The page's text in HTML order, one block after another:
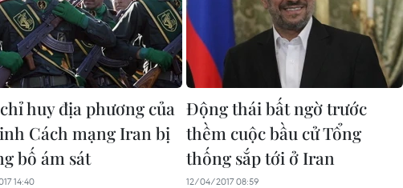
huy địa phương của
Cách mạng Iran bị
bố ám sát
14:40
Động thái bất ngờ trước
thềm cuộc bầu cử Tổng
thống sắp tới ở Iran
12/04/2017 08:59